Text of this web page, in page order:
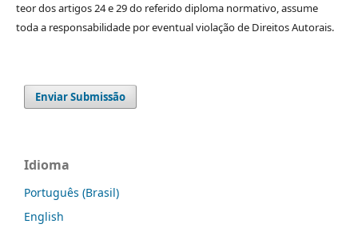
teor dos artigos 24 e 29 do referido diploma normativo, assume
toda a responsabilidade por eventual violação de Direitos Autorais.
Enviar Submissão
Idioma
Português (Brasil)
English